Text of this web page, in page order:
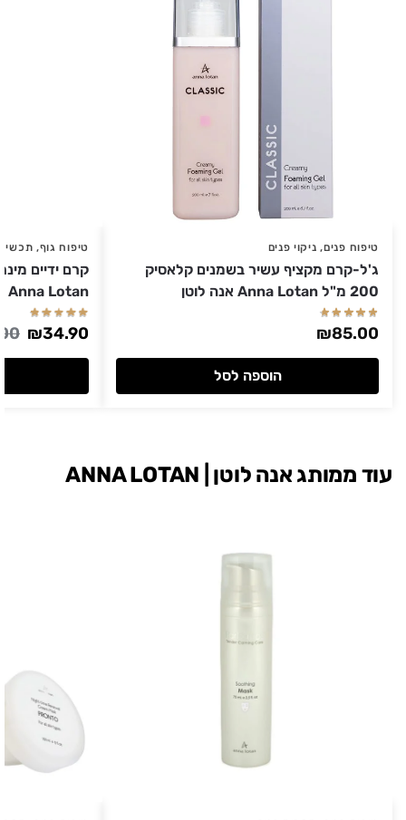
טיפוח פנים, ניקוי פנים
ג'ל-קרם מקציף עשיר בשמנים קלאסיק
200 מ"ל Anna Lotan אנה לוטן
₪85.00
הוספה לסל
טיפוח גוף,
Anna Lotan אנה לוטן
₪34.90
עוד ממותג אנה לוטן | ANNA LOTAN